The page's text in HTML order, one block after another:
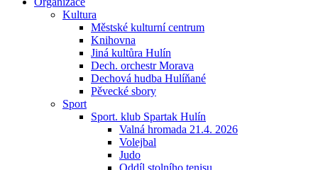
Kultura
Městské kulturní centrum
Knihovna
Jiná kultůra Hulín
Dech. orchestr Morava
Dechová hudba Hulíňané
Pěvecké sbory
Sport
Sport. klub Spartak Hulín
Valná hromada 21.4. 2026
Volejbal
Judo
Oddíl stolního tenisu